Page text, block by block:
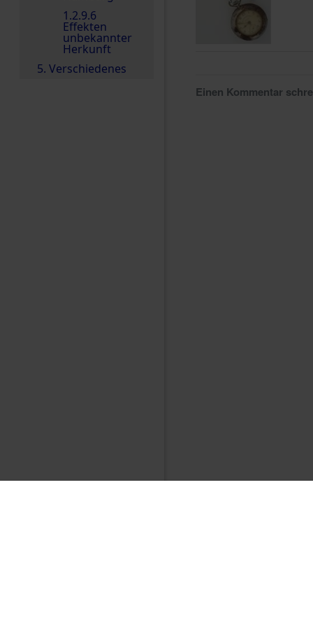
1.2.9.6
Effekten
unbekannter
Herkunft
5. Verschiedenes
Einen Kommentar